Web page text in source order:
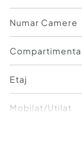
Confort:2
Tip imobil:
Număr Băi:1
Numar Camere
Etaj
Mobilat/Utilat